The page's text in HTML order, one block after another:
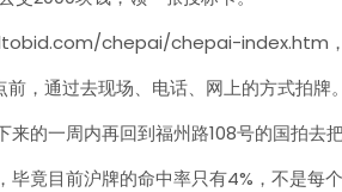
chepai/chepai-index.htm，看
，通过去现场、电话、网上的方式拍牌。
的一周内再回到福州路108号的国拍去
毕竟目前沪牌的命中率只有4%，不是每